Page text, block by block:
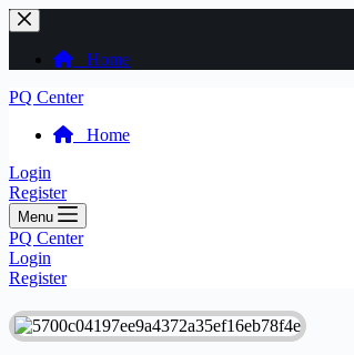
Skip
to
content
Home
PQ Center
Home
Login
Register
Menu
PQ Center
Login
Register